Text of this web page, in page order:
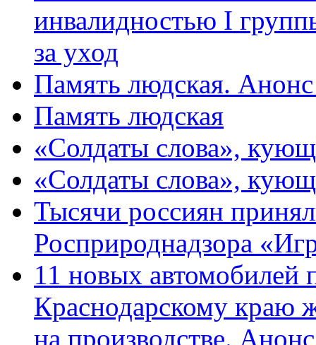
инвалидностью I
за уход
Память людская.
Память людская
«Солдаты слова»,
«Солдаты слова»,
Тысячи россиян
Росприроднадзора
11 новых автомобилей
Краснодарскому краю
на производстве.